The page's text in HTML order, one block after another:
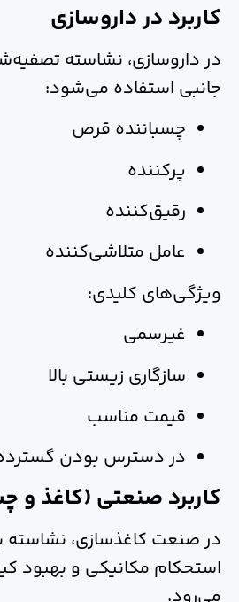
کاربرد در داروسازی
در داروسازی، نشاسته
جانبی استفاده می‌شود:
چسباننده قرص
پرکننده
رقیق‌کننده
عامل متلاشی‌کننده
ویژگی‌های کلیدی:
غیرسمی
سازگاری زیستی بالا
قیمت مناسب
در دسترس بودن
کاربرد صنعتی (کاغذ و
در صنعت کاغذسازی، نشاسته
استحکام مکانیکی و بهبود